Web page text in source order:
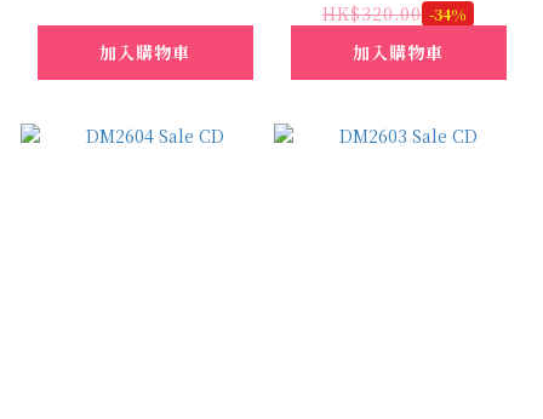
加入購物車
HK$320.00 -34%
加入購物車